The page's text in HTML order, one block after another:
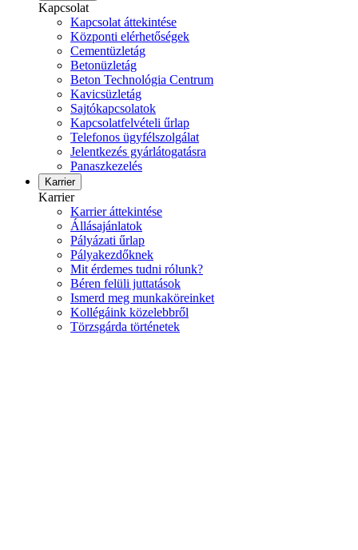
Kapcsolat
Kapcsolat áttekintése
Központi elérhetőségek
Cementüzletág
Betonüzletág
Beton Technológia Centrum
Kavicsüzletág
Sajtókapcsolatok
Kapcsolatfelvételi űrlap
Telefonos ügyfélszolgálat
Jelentkezés gyárlátogatásra
Panaszkezelés
Karrier
Karrier
Karrier áttekintése
Állásajánlatok
Pályázati űrlap
Pályakezdőknek
Mit érdemes tudni rólunk?
Béren felüli juttatások
Ismerd meg munkaköreinket
Kollégáink közelebbről
Törzsgárda történetek